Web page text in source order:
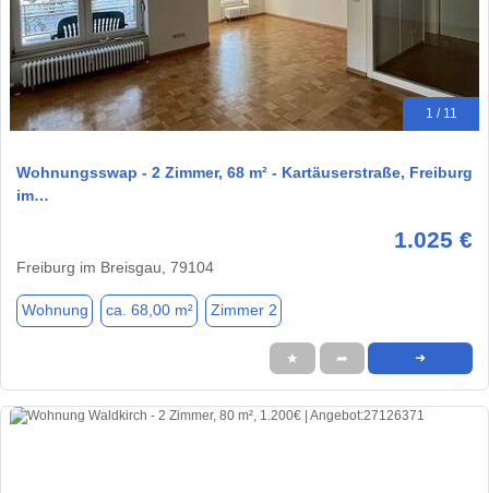
1 / 11
Wohnungsswap - 2 Zimmer, 68 m² - Kartäuserstraße, Freiburg
im…
1.025 €
Freiburg im Breisgau, 79104
Wohnung ca. 68,00 m² Zimmer 2
★ ➦ ➜